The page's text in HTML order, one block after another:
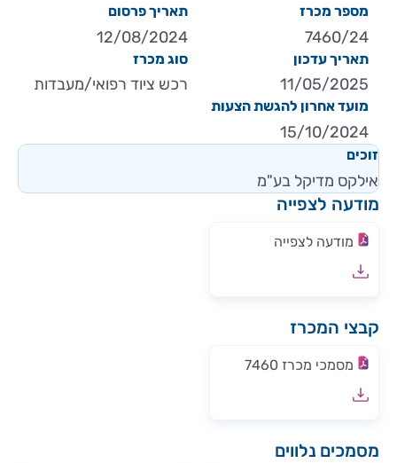
מספר מכרז
7460/24
תאריך פרסום
12/08/2024
תאריך עדכון
11/05/2025
סוג מכרז
רכש ציוד רפואי/מעבדות
מועד אחרון להגשת הצעות
15/10/2024
זוכים
אילקס מדיקל בע"מ
מודעה לצפייה
מודעה לצפייה
קבצי המכרז
מסמכי מכרז 7460
מסמכים נלווים